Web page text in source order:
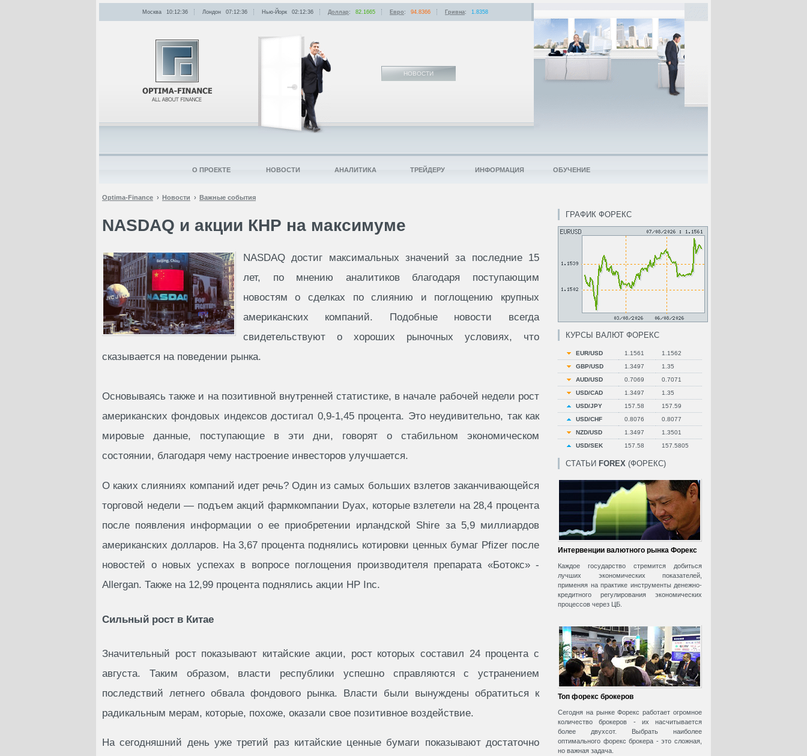
Optima-Finance Новости Важные события
NASDAQ и акции КНР на максимуме
NASDAQ достиг максимальных значений за последние 15
лет, по мнению аналитиков благодаря поступающим
новостям о сделках по слиянию и поглощению крупных
американских компаний. Подобные новости всегда
свидетельствуют о хороших рыночных условиях, что
сказывается на поведении рынка.
Основываясь также и на позитивной внутренней статистике, в начале рабочей недели рост
американских фондовых индексов достигал 0,9-1,45 процента. Это неудивительно, так как
мировые данные, поступающие в эти дни, говорят о стабильном экономическом
состоянии, благодаря чему настроение инвесторов улучшается.
О каких слияниях компаний идет речь? Один из самых больших взлетов заканчивающейся
торговой недели — подъем акций фармкомпании Dyax, которые взлетели на 28,4 процента
после появления информации о ее приобретении ирландской Shire за 5,9 миллиардов
американских долларов. На 3,67 процента поднялись котировки ценных бумаг Pfizer после
новостей о новых успехах в вопросе поглощения производителя препарата «Ботокс» -
Allergan. Также на 12,99 процента поднялись акции HP Inc.
Сильный рост в Китае
Значительный рост показывают китайские акции, рост которых составил 24 процента с
августа. Таким образом, власти республики успешно справляются с устранением
последствий летнего обвала фондового рынка. Власти были вынуждены обратиться к
радикальным мерам, которые, похоже, оказали свое позитивное воздействие.
На сегодняшний день уже третий раз китайские ценные бумаги показывают достаточно
ГРАФИК ФОРЕКС
КУРСЫ ВАЛЮТ ФОРЕКС
EUR/USD 1.1561
1.1562
GBP/USD
1.3497
1.35
AUD/USD
0.7069
0.7071
USD/CAD
1.3497
1.35
USD/JPY
157.58
157.59
USD/CHF
0.8076
0.8077
NZD/USD
1.3497
1.3501
USD/SEK
157.58 157.5805
СТАТЬИ FOREX (ФОРЕКС)
Интервенции валютного рынка Форекс
Каждое государство стремится добиться
лучших экономических показателей,
применяя на практике инструменты денежно-
кредитного регулирования экономических
процессов через ЦБ.
Топ форекс брокеров
Сегодня на рынке Форекс работает огромное
количество брокеров - их насчитывается
более двухсот. Выбрать наиболее
оптимального форекс брокера - это сложная,
но важная задача.
НОВОСТИ
Москва 10:12:36 Лондон 07:12:36 Нью-Йорк 02:12:36 Доллар: 82.1665 Евро: 94.8366 Гривна: 1.8358
О ПРОЕКТЕ НОВОСТИ АНАЛИТИКА ТРЕЙДЕРУ ИНФОРМАЦИЯ ОБУЧЕНИЕ